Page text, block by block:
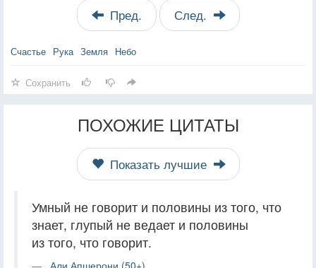
Пред. След.
Счастье Рука Земля Небо
Сохранить
ПОХОЖИЕ ЦИТАТЫ
Показать лучшие
Умный не говорит и половины из того, что
знает, глупый не ведает и половины
из того, что говорит.
Али Апшерони (50+)